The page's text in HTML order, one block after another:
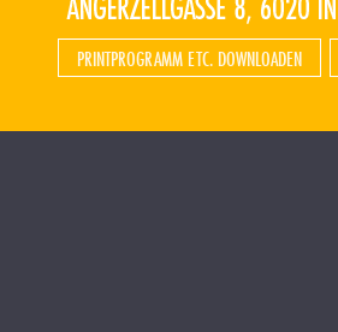
PRINTPROGRAMM ETC. DOWNLOADEN